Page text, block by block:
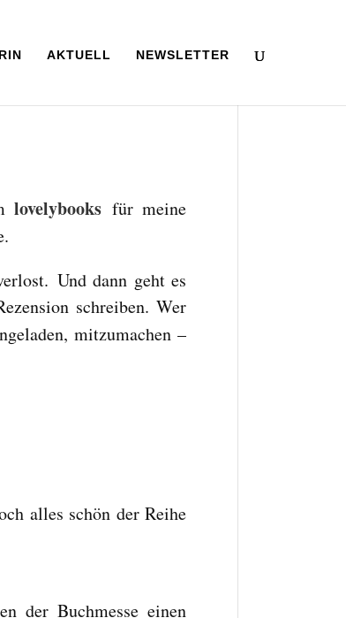
AKTUELL NEWSLETTER
lovelybooksfür meine
Und dann geht es
schreiben. Wer
mitzumachen –
alles schön der Reihe
der Buchmesse einen